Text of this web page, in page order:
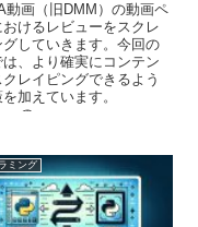
動画（旧DMM）の動画ペ
おけるレビューをスクレ
グしていきます。今回の
、より確実にコンテン
クレイピングできるよう
加えています。
の
能となるまで待ち状態と
す。
ミング